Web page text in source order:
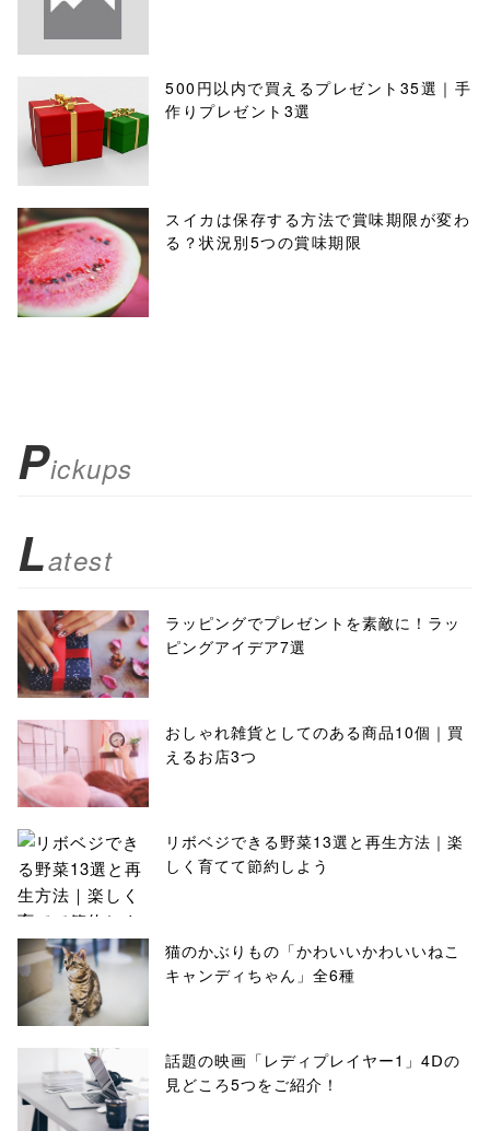
500円以内で買えるプレゼント35選｜手
作りプレゼント3選
スイカは保存する方法で賞味期限が変わ
る？状況別5つの賞味期限
Pickups
Latest
ラッピングでプレゼントを素敵に！ラッ
ピングアイデア7選
おしゃれ雑貨としてのある商品10個｜買
えるお店3つ
リボベジできる野菜13選と再生方法｜楽
しく育てて節約しよう
猫のかぶりもの「かわいいかわいいねこ
キャンディちゃん」全6種
話題の映画「レディプレイヤー1」4Ⅾの
見どころ5つをご紹介！